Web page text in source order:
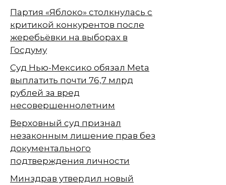
Партия «Яблоко» столкнулась с
критикой конкурентов после
жеребьёвки на выборах в
Госдуму
Суд Нью-Мексико обязал Meta
выплатить почти 76,7 млрд
рублей за вред
несовершеннолетним
Верховный суд признал
незаконным лишение прав без
документального
подтверждения личности
Минздрав утвердил новый